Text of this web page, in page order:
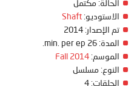
الحالة: مكتمل
الاستوديو: Shaft
تم الإصدار:
المدة:
الموسم: Fall 2014
النوع: مسلسل
الحلقات: